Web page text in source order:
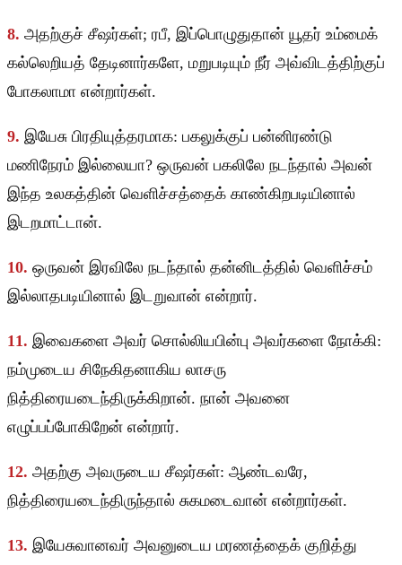
8. அதற்குச் சீஷர்கள்; ரபீ, இப்பொழுதுதான் யூதர் உம்மைக்
கல்லெறியத் தேடினார்களே, மறுபடியும் நீர் அவ்விடத்திற்குப்
போகலாமா என்றார்கள்.
9. இயேசு பிரதியுத்தரமாக: பகலுக்குப் பன்னிரண்டு
மணிநேரம் இல்லையா? ஒருவன் பகலிலே நடந்தால் அவன்
இந்த உலகத்தின் வெளிச்சத்தைக் காண்கிறபடியினால்
இடறமாட்டான்.
10. ஒருவன் இரவிலே நடந்தால் தன்னிடத்தில் வெளிச்சம்
இல்லாதபடியினால் இடறுவான் என்றார்.
11. இவைகளை அவர் சொல்லியபின்பு அவர்களை நோக்கி:
நம்முடைய சிநேகிதனாகிய லாசரு
நித்திரையடைந்திருக்கிறான். நான் அவனை
எழுப்பப்போகிறேன் என்றார்.
12. அதற்கு அவருடைய சீஷர்கள்: ஆண்டவரே,
நித்திரையடைந்திருந்தால் சுகமடைவான் என்றார்கள்.
13. இயேசுவானவர் அவனுடைய மரணத்தைக் குறித்து